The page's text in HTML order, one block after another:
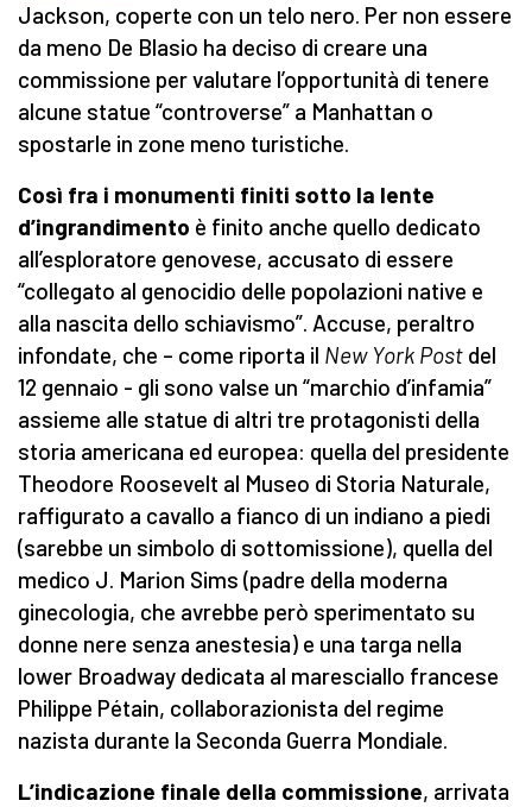
Jackson, coperte con un telo nero. Per non essere
da meno De Blasio ha deciso di creare una
commissione per valutare l’opportunità di tenere
alcune statue “controverse” a Manhattan o
spostarle in zone meno turistiche.
Così fra i monumenti finiti sotto la lente
d’ingrandimento è finito anche quello dedicato
all’esploratore genovese, accusato di essere
“collegato al genocidio delle popolazioni native e
alla nascita dello schiavismo”. Accuse, peraltro
infondate, che – come riporta il New York Post del
12 gennaio - gli sono valse un “marchio d’infamia”
assieme alle statue di altri tre protagonisti della
storia americana ed europea: quella del presidente
Theodore Roosevelt al Museo di Storia Naturale,
raffigurato a cavallo a fianco di un indiano a piedi
(sarebbe un simbolo di sottomissione), quella del
medico J. Marion Sims (padre della moderna
ginecologia, che avrebbe però sperimentato su
donne nere senza anestesia) e una targa nella
lower Broadway dedicata al maresciallo francese
Philippe Pétain, collaborazionista del regime
nazista durante la Seconda Guerra Mondiale.
L’indicazione finale della commissione, arrivata